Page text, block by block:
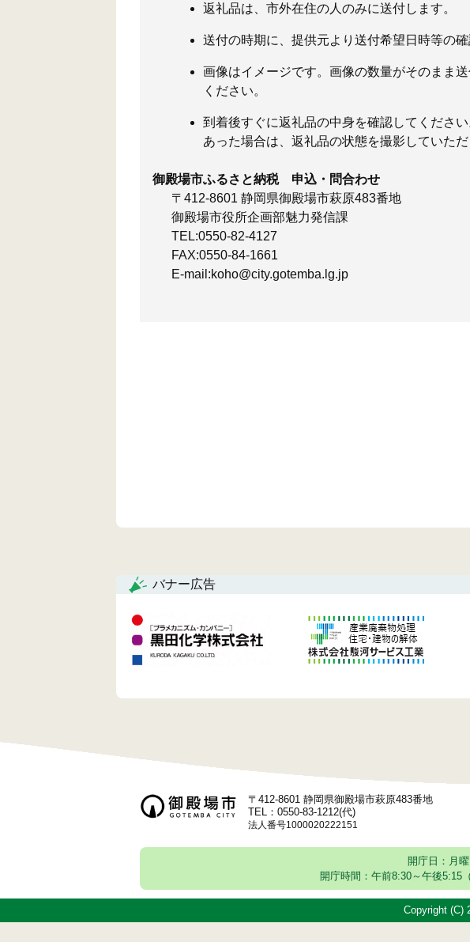
返礼品は、市外在住の人のみに送付します。
送付の時期に、提供元より送付希望日時等の
画像はイメージです。画像の数量がそのまま
ください。
到着後すぐに返礼品の中身を確認してくださ
あった場合は、返礼品の状態を撮影していた
御殿場市ふるさと納税 申込・問合わせ
〒412-8601 静岡県御殿場市萩原483番地
御殿場市役所企画部魅力発信課
TEL:0550-82-4127
FAX:0550-84-1661
E-mail:koho@city.gotemba.lg.jp
バナー広告
〒412-8601 静岡県御殿場市萩原483番地
TEL：0550-83-1212(代)
法人番号1000020222151
開庁日：月
開庁時間：午前8:30～午後5:15
Copyright (C)